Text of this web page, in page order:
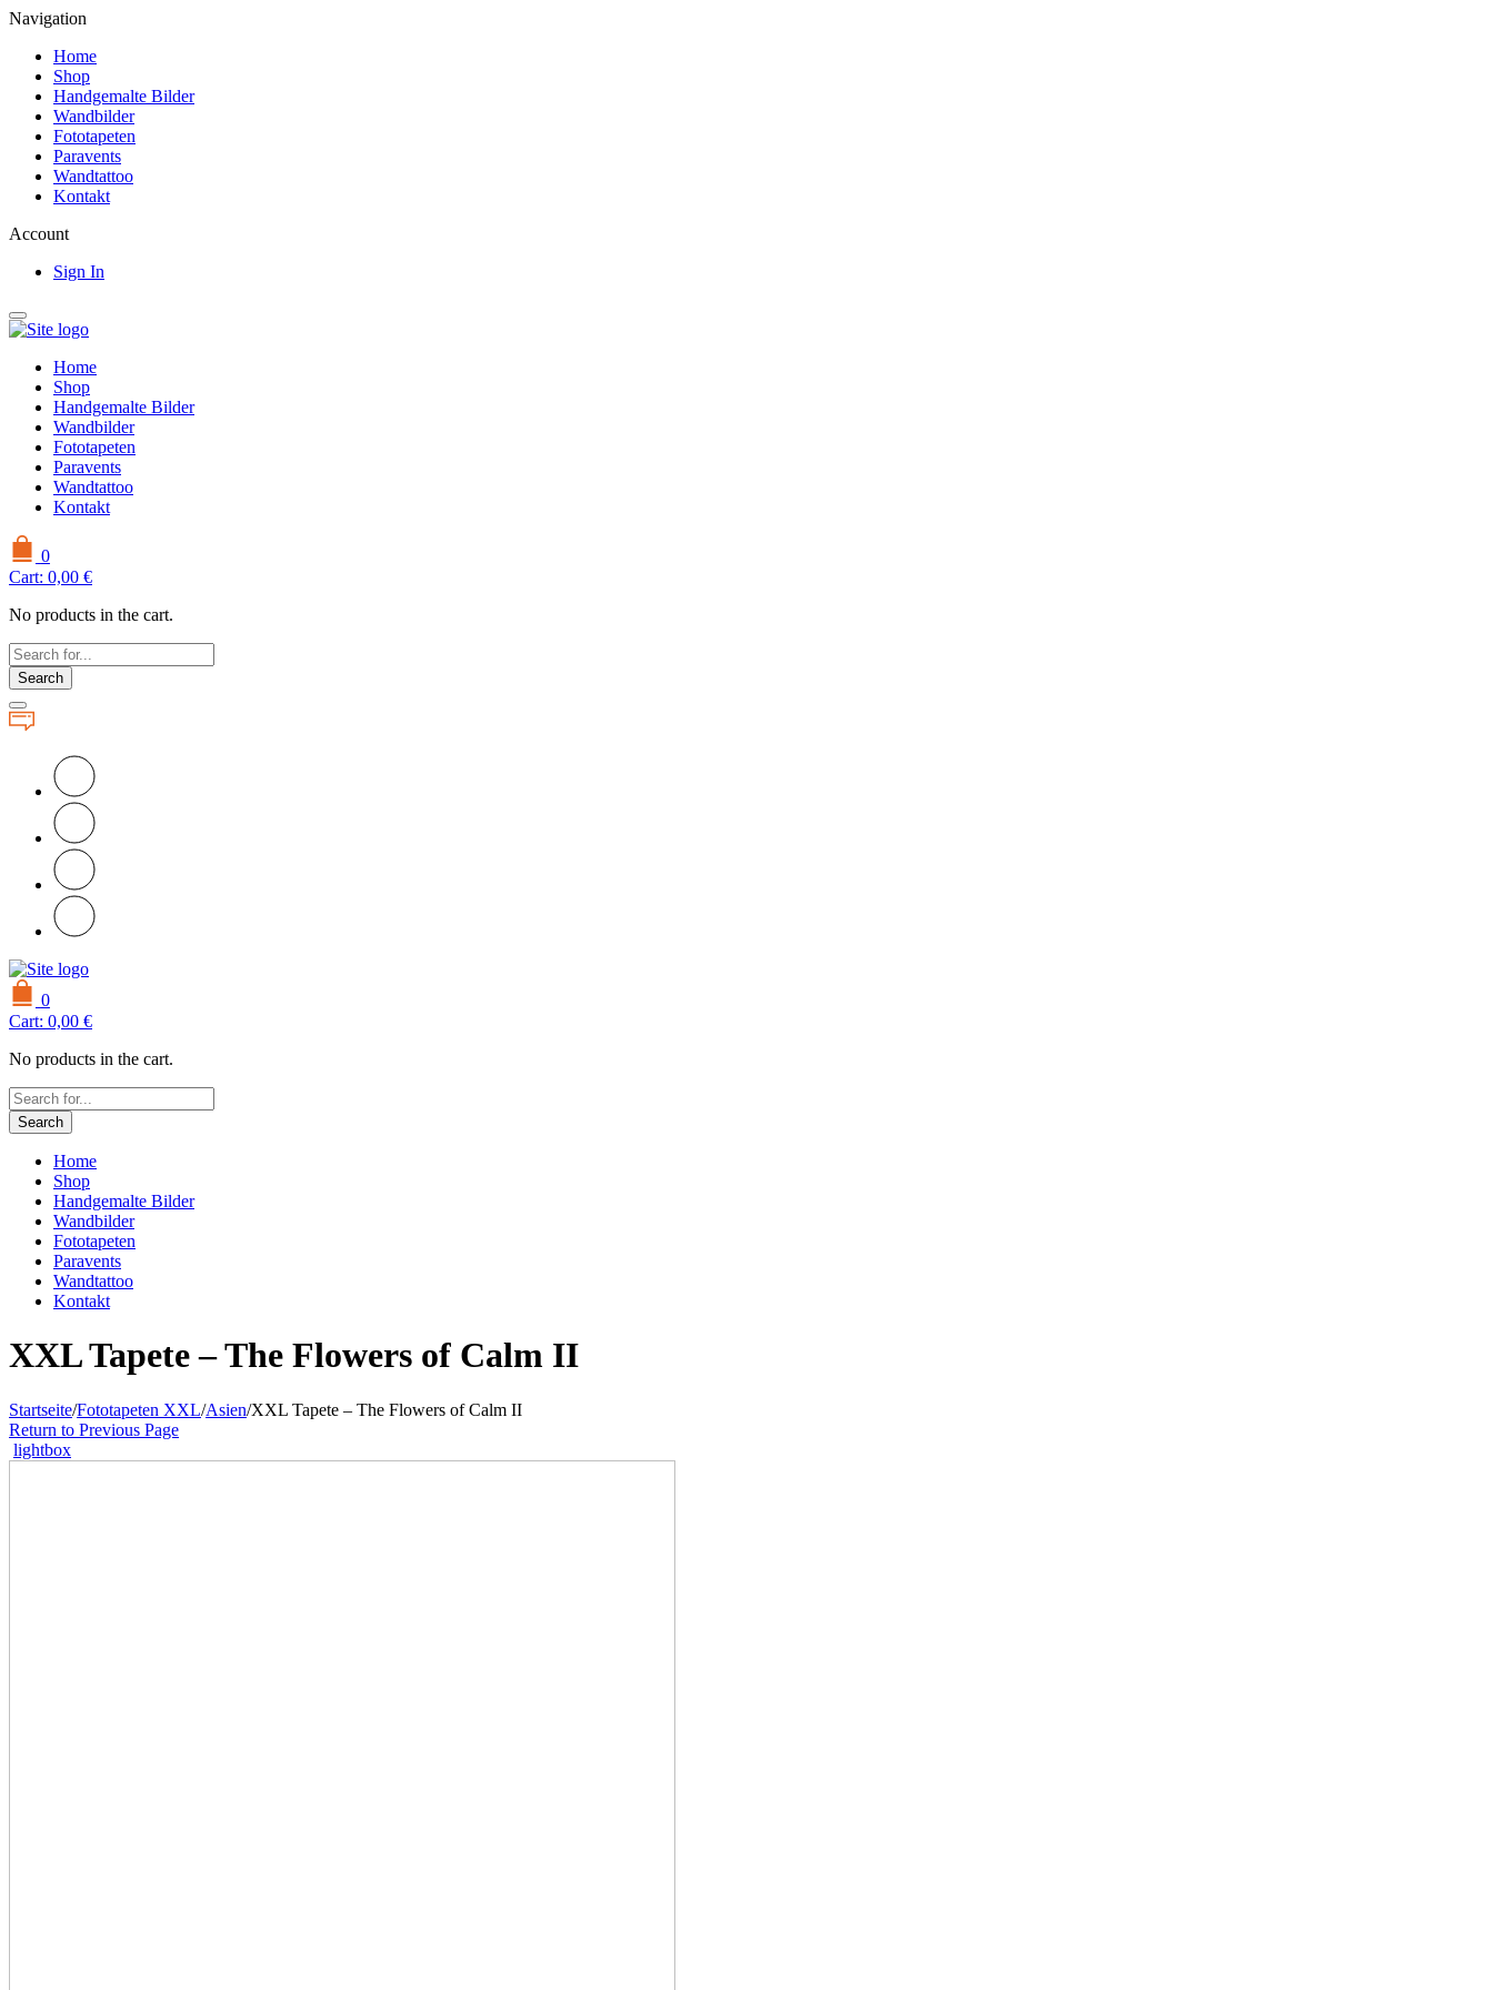
Navigation
Home
Shop
Handgemalte Bilder
Wandbilder
Fototapeten
Paravents
Wandtattoo
Kontakt
Account
Sign In
Home
Shop
Handgemalte Bilder
Wandbilder
Fototapeten
Paravents
Wandtattoo
Kontakt
0
Cart: 0,00 €
No products in the cart.
Search
0
Cart: 0,00 €
No products in the cart.
Search
Home
Shop
Handgemalte Bilder
Wandbilder
Fototapeten
Paravents
Wandtattoo
Kontakt
XXL Tapete – The Flowers of Calm II
Startseite/Fototapeten XXL/Asien/XXL Tapete – The Flowers of Calm II
Return to Previous Page
lightbox